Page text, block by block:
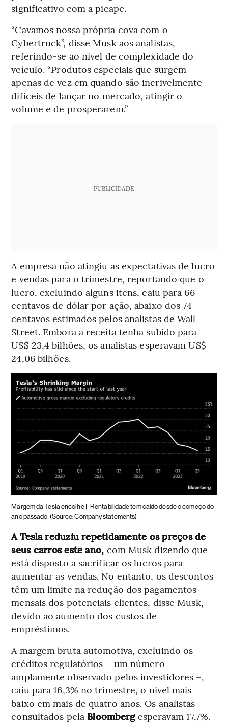
significativo com a picape.
“Cavamos nossa própria cova com o
Cybertruck”, disse Musk aos analistas,
referindo-se ao nível de complexidade do
veículo. “Produtos especiais que surgem
apenas de vez em quando são incrivelmente
difíceis de lançar no mercado, atingir o
volume e de prosperarem.”
PUBLICIDADE
A empresa não atingiu as expectativas de lucro
e vendas para o trimestre, reportando que o
lucro, excluindo alguns itens, caiu para 66
centavos de dólar por ação, abaixo dos 74
centavos estimados pelos analistas de Wall
Street. Embora a receita tenha subido para
US$ 23,4 bilhões, os analistas esperavam US$
24,06 bilhões.
Margem da Tesla encolhe | Rentabilidade tem caído desde o começo do
ano passado (Source: Company statements)
A Tesla reduziu repetidamente os preços de
seus carros este ano, com Musk dizendo que
está disposto a sacrificar os lucros para
aumentar as vendas. No entanto, os descontos
têm um limite na redução dos pagamentos
mensais dos potenciais clientes, disse Musk,
devido ao aumento dos custos de
empréstimos.
A margem bruta automotiva, excluindo os
créditos regulatórios – um número
amplamente observado pelos investidores –,
caiu para 16,3% no trimestre, o nível mais
baixo em mais de quatro anos. Os analistas
consultados pela Bloomberg esperavam 17,7%.